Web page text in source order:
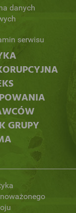
danych
serwisu
GRUPY